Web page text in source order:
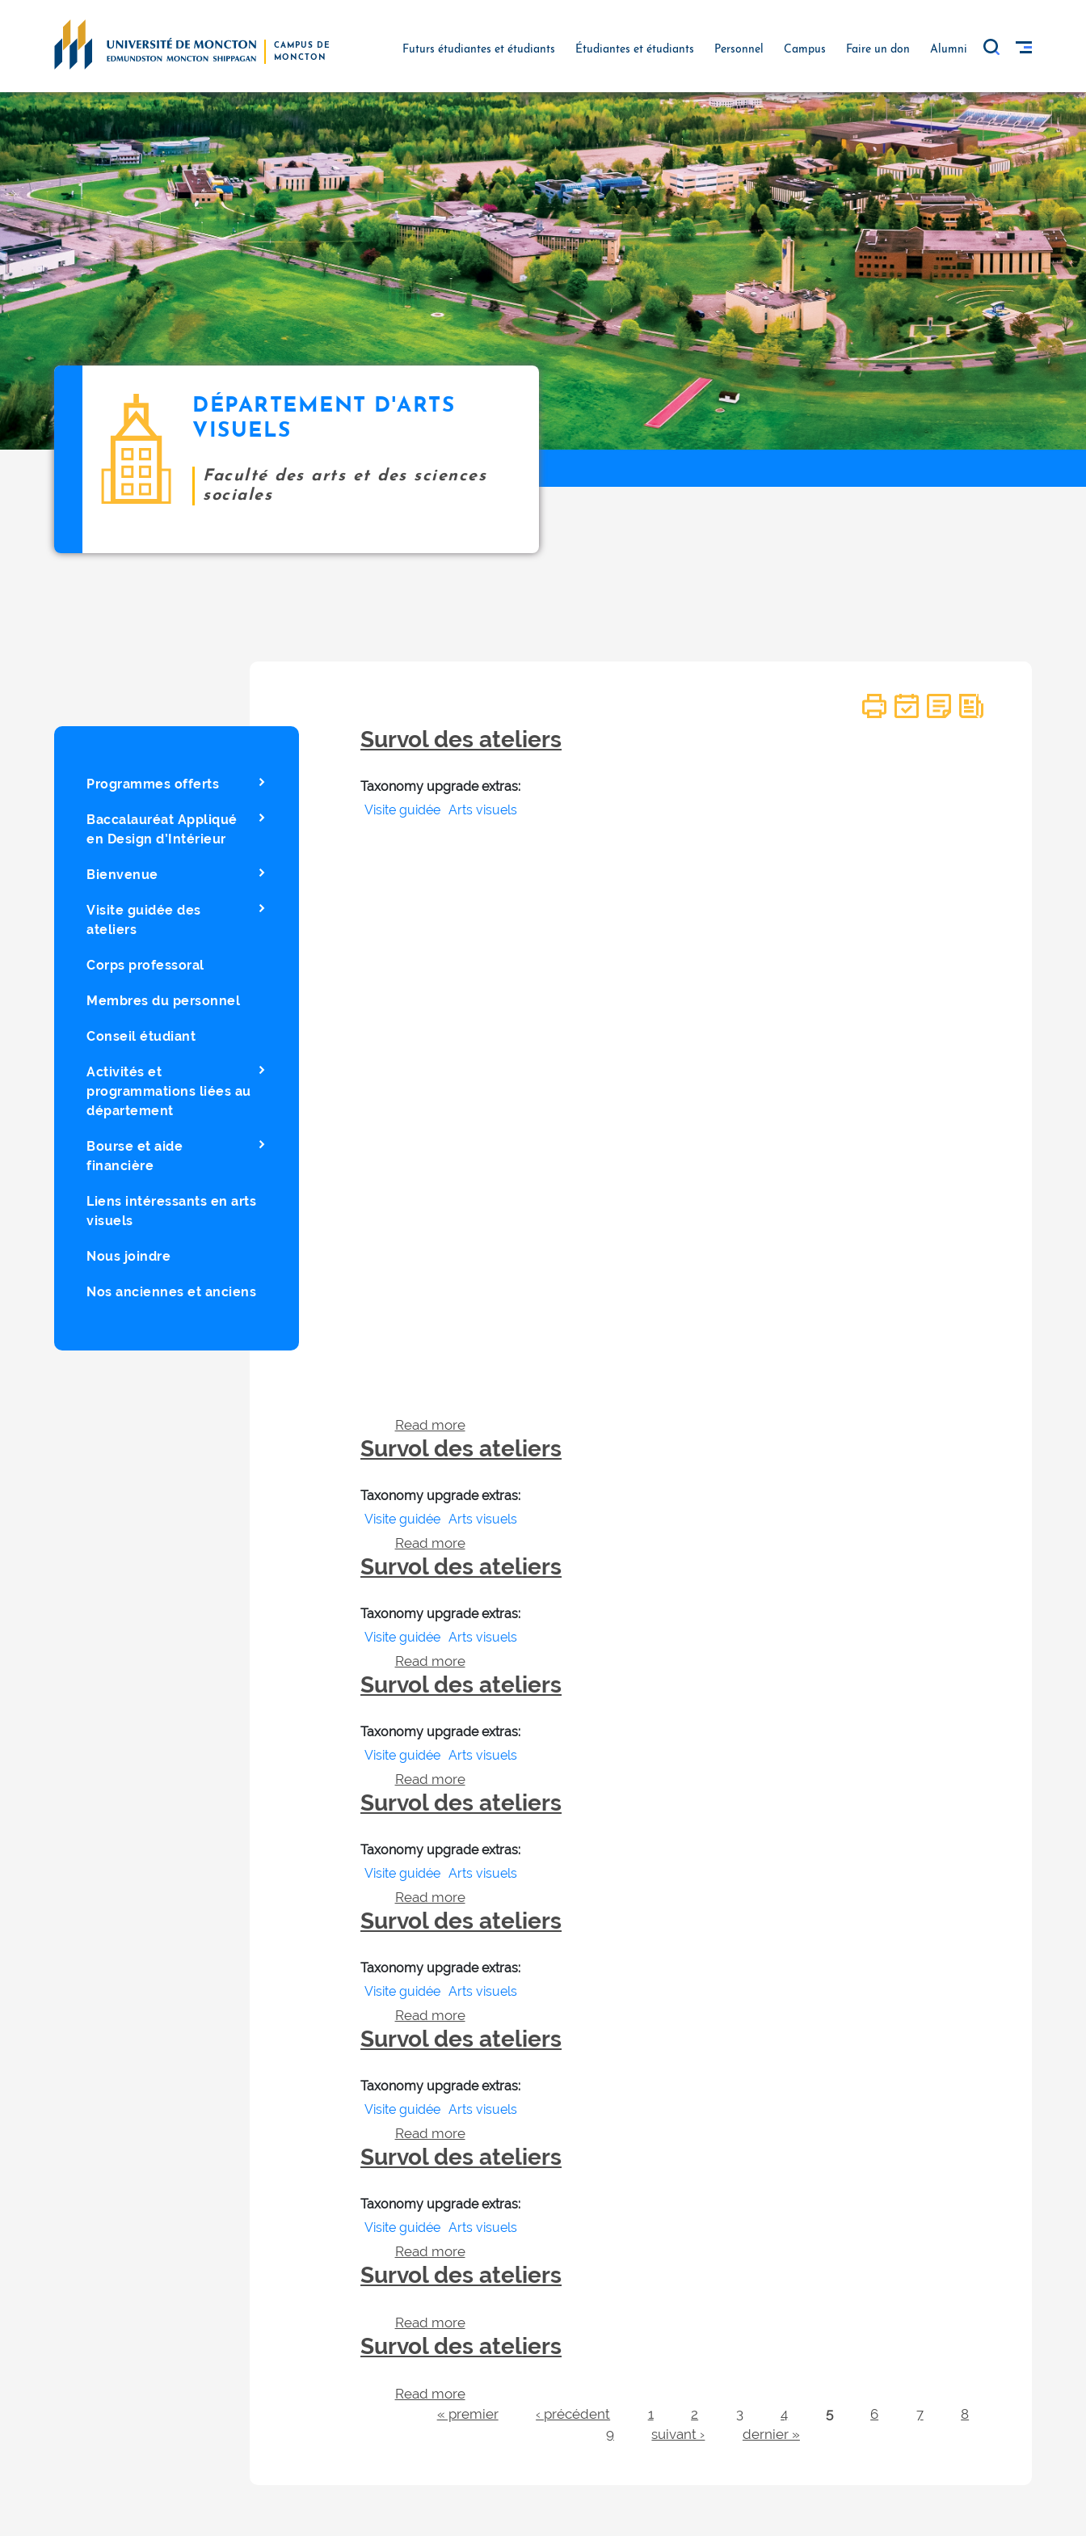
CAMPUS DE
MONCTON
Futurs étudiantes et étudiants Étudiantes et étudiants Personnel Campus Faire un don Alumni
DÉPARTEMENT D'ARTS
VISUELS
Faculté des arts et des sciences
sociales
Programmes offerts
Baccalauréat Appliqué
en Design d’Intérieur
Bienvenue
Visite guidée des
ateliers
Corps professoral
Membres du personnel
Conseil étudiant
Activités et
programmations liées au
département
Bourse et aide
financière
Liens intéressants en arts
visuels
Nous joindre
Nos anciennes et anciens
Survol des ateliers
Taxonomy upgrade extras:
Visite guidée Arts visuels
Read moreabout Survol des ateliers
Survol des ateliers
Taxonomy upgrade extras:
Visite guidée Arts visuels
Read moreabout Survol des ateliers
Survol des ateliers
Taxonomy upgrade extras:
Visite guidée Arts visuels
Read moreabout Survol des ateliers
Survol des ateliers
Taxonomy upgrade extras:
Visite guidée Arts visuels
Read moreabout Survol des ateliers
Survol des ateliers
Taxonomy upgrade extras:
Visite guidée Arts visuels
Read moreabout Survol des ateliers
Survol des ateliers
Taxonomy upgrade extras:
Visite guidée Arts visuels
Read moreabout Survol des ateliers
Survol des ateliers
Taxonomy upgrade extras:
Visite guidée Arts visuels
Read moreabout Survol des ateliers
Survol des ateliers
Taxonomy upgrade extras:
Visite guidée Arts visuels
Read moreabout Survol des ateliers
Survol des ateliers
Read moreabout Survol des ateliers
Survol des ateliers
Read moreabout Survol des ateliers
« premier ‹ précédent 1 2 3 4 5 6 7
8
9
suivant › dernier »